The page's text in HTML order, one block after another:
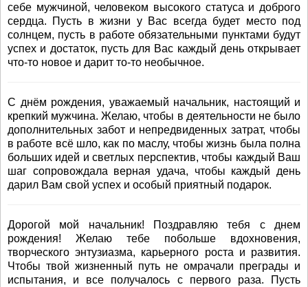
себе мужчиной, человеком высокого статуса и доброго
сердца. Пусть в жизни у Вас всегда будет место под
солнцем, пусть в работе обязательными пунктами будут
успех и достаток, пусть для Вас каждый день открывает
что-то новое и дарит то-то необычное.
С днём рождения, уважаемый начальник, настоящий и
крепкий мужчина. Желаю, чтобы в деятельности не было
дополнительных забот и непредвиденных затрат, чтобы
в работе всё шло, как по маслу, чтобы жизнь была полна
больших идей и светлых перспектив, чтобы каждый Ваш
шаг сопровождала верная удача, чтобы каждый день
дарил Вам свой успех и особый приятный подарок.
Дорогой мой начальник! Поздравляю тебя с днем
рождения! Желаю тебе побольше вдохновения,
творческого энтузиазма, карьерного роста и развития.
Чтобы твой жизненный путь не омрачали преграды и
испытания, и все получалось с первого раза. Пусть